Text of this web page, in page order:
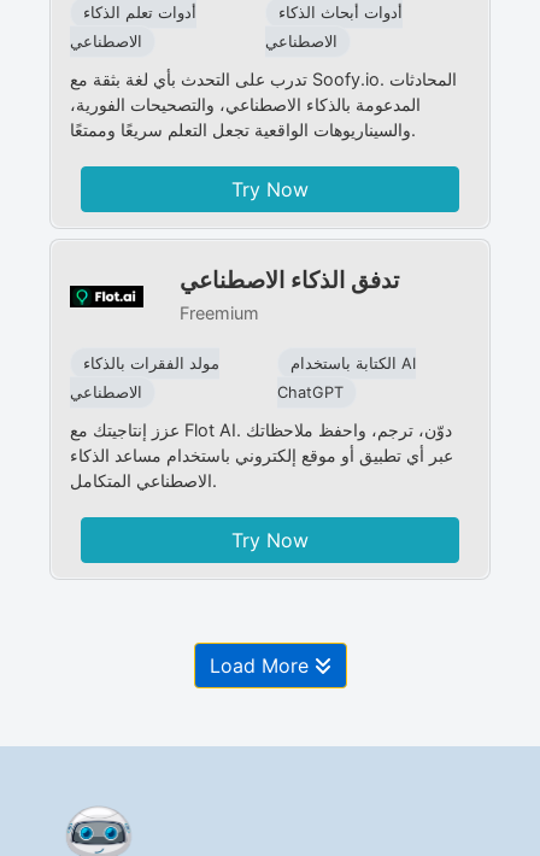
أدوات تعلم الذكاء
الاصطناعي
أدوات أبحاث الذكاء
الاصطناعي
تدرب على التحدث بأي لغة بثقة مع Soofy.io. المحادثات
المدعومة بالذكاء الاصطناعي، والتصحيحات الفورية،
والسيناريوهات الواقعية تجعل التعلم سريعًا وممتعًا.
Try Now
تدفق الذكاء الاصطناعي
Freemium
مولد الفقرات بالذكاء
الاصطناعي
الكتابة باستخدام AI
ChatGPT
عزز إنتاجيتك مع Flot AI. دوّن، ترجم، واحفظ ملاحظاتك
عبر أي تطبيق أو موقع إلكتروني باستخدام مساعد الذكاء
الاصطناعي المتكامل.
Try Now
Load More